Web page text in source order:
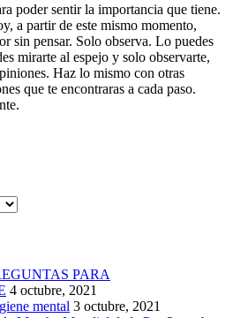
poder sentir la importancia que tiene.
a partir de este mismo momento,
sin pensar. Solo observa. Lo puedes
mirarte al espejo y solo observarte,
Haz lo mismo con otras
que te encontraras a cada paso.
PARA
4 octubre, 2021
mental 3 octubre, 2021